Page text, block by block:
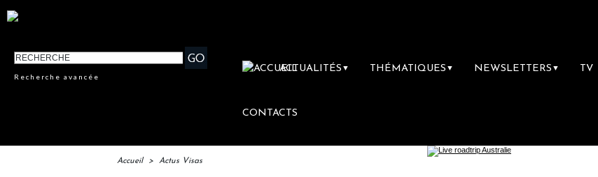
Recherche avancée
ACTUALITÉS ▼ THÉMATIQUES ▼ NEWSLETTERS ▼ TV
CONTACTS
Accueil > Actus Visas